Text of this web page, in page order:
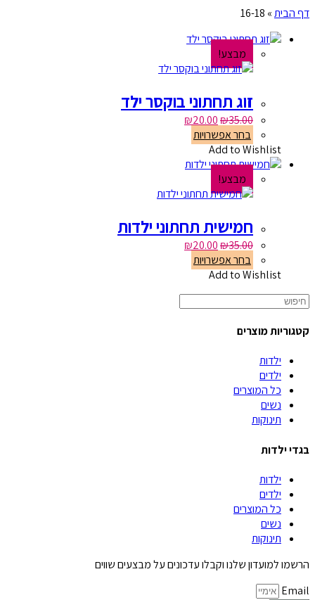
דף הבית»
16-18
מבצע!
זוג תחתוני בוקסר ילד
₪35.00
₪20.00
בחר אפשרויות
Add to Wishlist
מבצע!
חמישית תחתוני ילדות
₪35.00
₪20.00
בחר אפשרויות
Add to Wishlist
קטגוריות מוצרים
ילדות
ילדים
כל המוצרים
נשים
תינוקות
בגדי ילדות
ילדות
ילדים
כל המוצרים
נשים
תינוקות
הרשמו למועדון שלנו וקבלו עדכונים על מבצעים שווים
Email